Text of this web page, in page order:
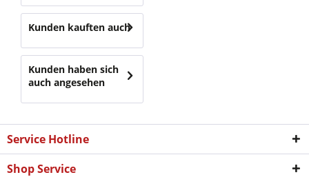
Kunden kauften auch
Kunden haben sich
auch angesehen
Service Hotline
Shop Service